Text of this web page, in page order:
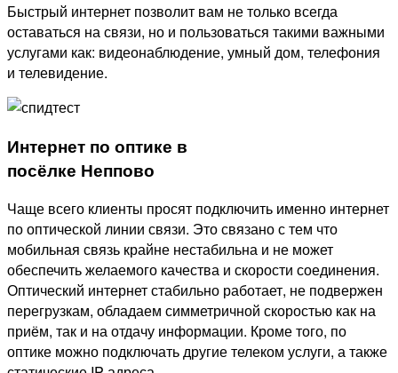
Быстрый интернет позволит вам не только всегда
оставаться на связи, но и пользоваться такими важными
услугами как: видеонаблюдение, умный дом, телефония
и телевидение.
Интернет по оптике в
посёлке Неппово
Чаще всего клиенты просят подключить именно интернет
по оптической линии связи. Это связано с тем что
мобильная связь крайне нестабильна и не может
обеспечить желаемого качества и скорости соединения.
Оптический интернет стабильно работает, не подвержен
перегрузкам, обладаем симметричной скоростью как на
приём, так и на отдачу информации. Кроме того, по
оптике можно подключать другие телеком услуги, а также